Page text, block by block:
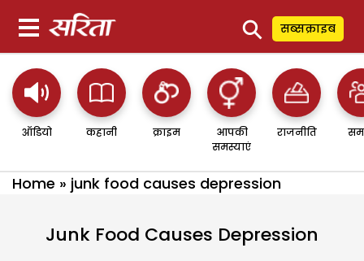
⚲ सब्सक्राइब
ऑडियो कहानी क्राइम
आपकी
समस्याएं
राजनीति
Home » junk food causes depression
Junk Food Causes Depression